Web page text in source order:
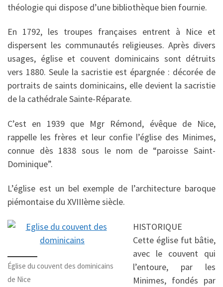
théologie qui dispose d’une bibliothèque bien fournie.
En 1792, les troupes françaises entrent à Nice et
dispersent les communautés religieuses. Après divers
usages, église et couvent dominicains sont détruits
vers 1880. Seule la sacristie est épargnée : décorée de
portraits de saints dominicains, elle devient la sacristie
de la cathédrale Sainte-Réparate.
C’est en 1939 que Mgr Rémond, évêque de Nice,
rappelle les frères et leur confie l’église des Minimes,
connue dès 1838 sous le nom de “paroisse Saint-
Dominique”.
L’église est un bel exemple de l’architecture baroque
piémontaise du XVIIIème siècle.
Église du couvent des dominicains
de Nice
HISTORIQUE
Cette église fut bâtie,
avec le couvent qui
l’entoure, par les
Minimes, fondés par